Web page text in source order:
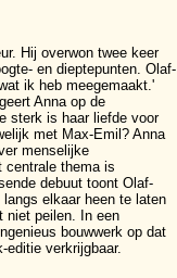
Hij overwon twee keer
en dieptepunten. Olaf-
ik heb meegemaakt.'
Anna op de
sterk is haar liefde voor
met Max-Emil? Anna
menselijke
centrale thema is
debuut toont Olaf-
elkaar heen te laten
niet peilen. In een
bouwwerk op dat
editie verkrijgbaar.